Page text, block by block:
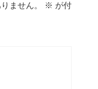
ません。 ※ が付